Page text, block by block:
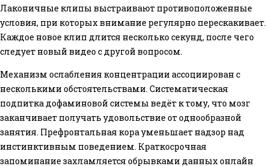
Лаконичные клипы выстраивают противоположенные
условия, при которых внимание регулярно перескакивает.
Каждое новое клип длится несколько секунд, после чего
следует новый видео с другой вопросом.
Механизм ослабления концентрации ассоциирован с
несколькими обстоятельствами. Систематическая
подпитка дофаминовой системы ведёт к тому, что мозг
заканчивает получать удовольствие от однообразной
занятия. Префронтальная кора уменьшает надзор над
инстинктивным поведением. Краткосрочная
запоминание захламляется обрывками данных онлайн